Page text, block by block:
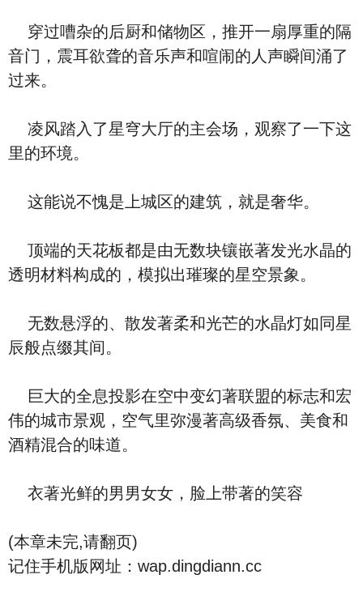
穿过嘈杂的后厨和储物区，推开一扇厚重的隔
音门，震耳欲聋的音乐声和喧闹的人声瞬间涌了
过来。
凌风踏入了星穹大厅的主会场，观察了一下这
里的环境。
这能说不愧是上城区的建筑，就是奢华。
顶端的天花板都是由无数块镶嵌著发光水晶的
透明材料构成的，模拟出璀璨的星空景象。
无数悬浮的、散发著柔和光芒的水晶灯如同星
辰般点缀其间。
巨大的全息投影在空中变幻著联盟的标志和宏
伟的城市景观，空气里弥漫著高级香氛、美食和
酒精混合的味道。
衣著光鲜的男男女女，脸上带著的笑容
(本章未完,请翻页)
记住手机版网址：wap.dingdiann.cc